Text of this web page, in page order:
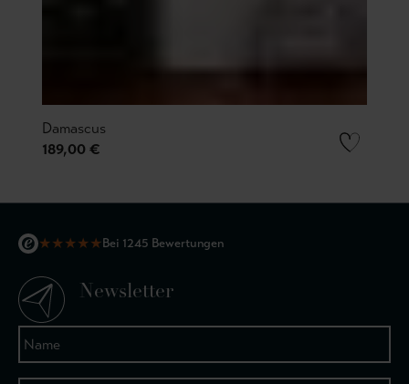
Damascus
189,00 €
★★★★★Bei 1245 Bewertungen
Newsletter